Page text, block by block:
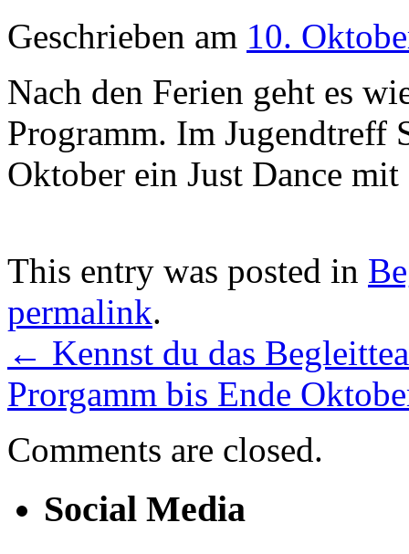
Geschrieben am 10.
Nach den Ferien geht es
Programm. Im Jugendtreff
Oktober ein Just Dance
This entry was posted in
permalink.
← Kennst du das
Prorgamm bis Ende
Comments are closed.
Social Media